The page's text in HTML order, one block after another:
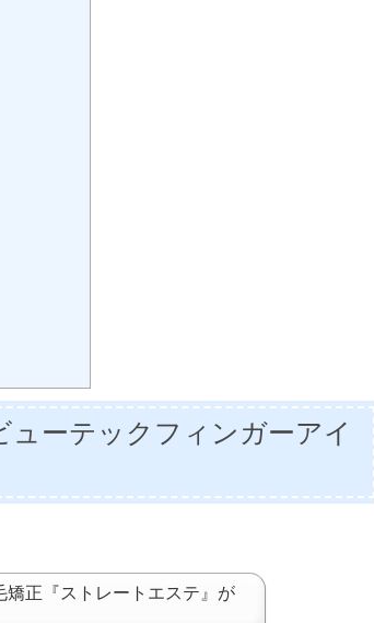
ューテックフィンガーアイ
正『ストレートエステ』が